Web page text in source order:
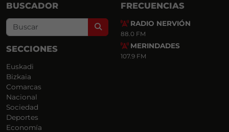
BUSCADOR
Search
SECCIONES
Euskadi
Bizkaia
Comarcas
Nacional
Sociedad
Deportes
Economía
FRECUENCIAS
RADIO NERVIÓN
88.0 FM
MERINDADES
107.9 FM